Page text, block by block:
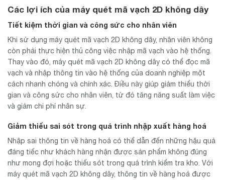
Các lợi ích của máy quét mã vạch 2D không dây
Tiết kiệm thời gian và công sức cho nhân viên
Khi sử dụng máy quét mã vạch 2D không dây, nhân viên không
còn phải thực hiện thủ công việc nhập mã vạch vào hệ thống.
Thay vào đó, máy quét mã vạch 2D không dây có thể đọc mã
vạch và nhập thông tin vào hệ thống của doanh nghiệp một
cách nhanh chóng và chính xác. Điều này giúp giảm thiểu thời
gian và công sức cho nhân viên, từ đó tăng năng suất làm việc
và giảm chi phí nhân sự.
Giảm thiểu sai sót trong quá trình nhập xuất hàng hoá
Nhập sai thông tin về hàng hoá có thể dẫn đến những hậu quả
đáng tiếc như khách hàng nhận được sản phẩm không đúng
như mong đợi hoặc thiếu sót trong quá trình kiểm tra kho. Với
máy quét mã vạch 2D không dây, thông tin về hàng hoá được